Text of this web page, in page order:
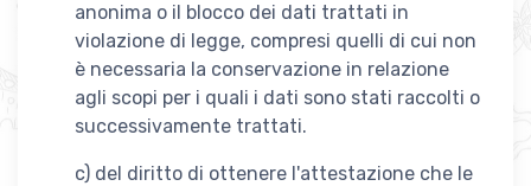
anonima o il blocco dei dati trattati in
violazione di legge, compresi quelli di cui non
è necessaria la conservazione in relazione
agli scopi per i quali i dati sono stati raccolti o
successivamente trattati.
c) del diritto di ottenere l'attestazione che le